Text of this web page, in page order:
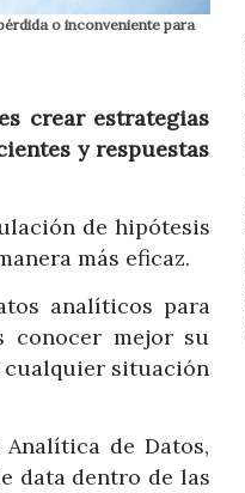
o inconveniente para
crear estrategias
y respuestas
de hipótesis
más eficaz.
analíticos para
conocer mejor su
cualquier situación
de Datos,
data dentro de las